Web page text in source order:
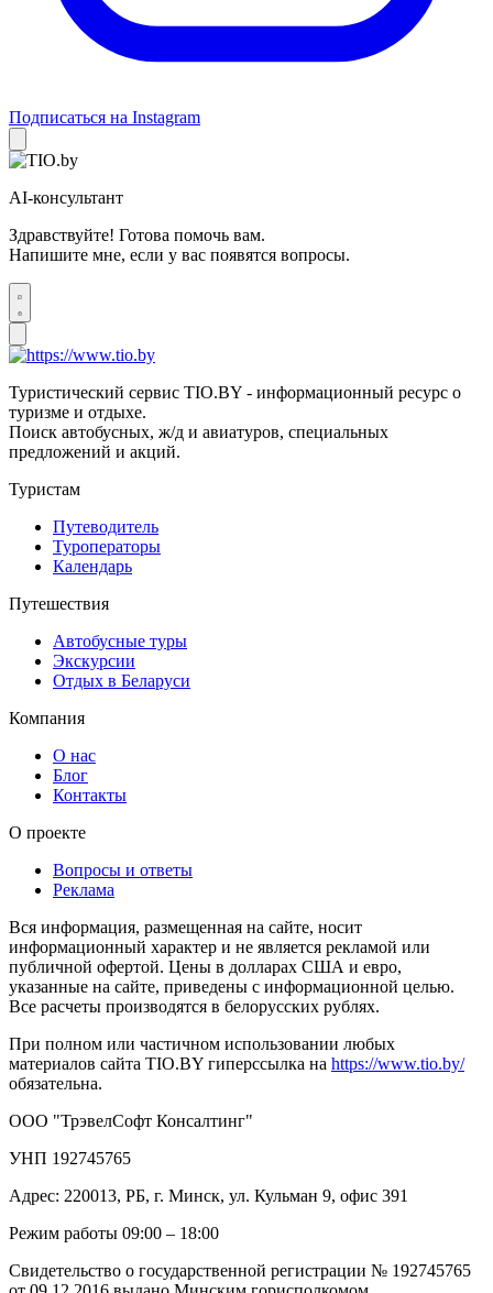
Подписаться на Instagram
AI-консультант
Здравствуйте! Готова помочь вам.
Напишите мне, если у вас появятся вопросы.
Туристический сервис TIO.BY - информационный ресурс о
туризме и отдыхе.
Поиск автобусных, ж/д и авиатуров, специальных
предложений и акций.
Туристам
Путеводитель
Туроператоры
Календарь
Путешествия
Автобусные туры
Экскурсии
Отдых в Беларуси
Компания
О нас
Блог
Контакты
О проекте
Вопросы и ответы
Реклама
Вся информация, размещенная на сайте, носит
информационный характер и не является рекламой или
публичной офертой. Цены в долларах США и евро,
указанные на сайте, приведены с информационной целью.
Все расчеты производятся в белорусских рублях.
При полном или частичном использовании любых
материалов сайта TIO.BY гиперссылка на https://www.tio.by/
обязательна.
ООО "ТрэвелСофт Консалтинг"
УНП 192745765
Адрес: 220013, РБ, г. Минск, ул. Кульман 9, офис 391
Режим работы 09:00 – 18:00
Свидетельство о государственной регистрации № 192745765